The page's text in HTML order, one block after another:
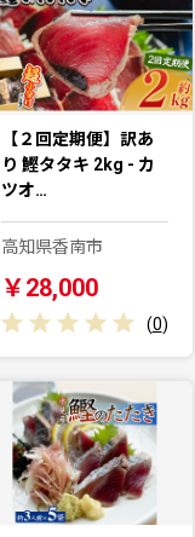
【２回定期便】訳あ
り 鰹タタキ 2kg - カ
ツオ…
高知県香南市
￥28,000
(0)